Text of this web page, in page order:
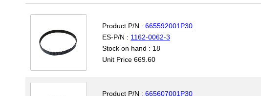
Product P/N : 665592001P30
ES-P/N : 1162-0062-3
Stock on hand : 18
Unit Price 669.60
Product P/N : 665607001P30